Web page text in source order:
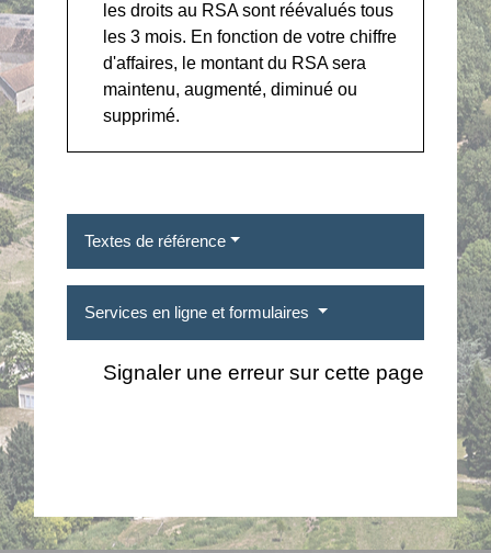
les droits au RSA sont réévalués tous
les 3 mois. En fonction de votre chiffre
d'affaires, le montant du RSA sera
maintenu, augmenté, diminué ou
supprimé.
Textes de référence
Services en ligne et formulaires
Signaler une erreur sur cette page